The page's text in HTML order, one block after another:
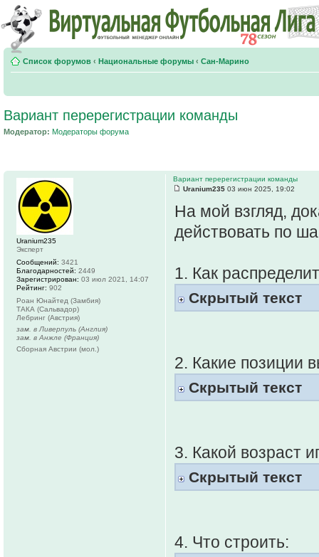
Список форумов ‹ Национальные форумы ‹ Сан-Марино
Вариант перерегистрации команды
Модератор: Модераторы форума
Вариант перерегистрации команды
Uranium235 03 июн 2025, 19:02
На мой взгляд,
действовать по
1. Как
Скрытый текст
2. Какие позиции
Скрытый текст
3. Какой возраст
Скрытый текст
4. Что строить:
Uranium235
Эксперт
Сообщений: 3421
Благодарностей: 2449
Зарегистрирован: 03 июл 2021, 14:07
Рейтинг: 902
Роан Юнайтед (Замбия)
ТАКА (Сальвадор)
Лебринг (Австрия)
зам. в Ливерпуль (Англия)
зам. в Анжле (Франция)
Сборная Австрии (мол.)